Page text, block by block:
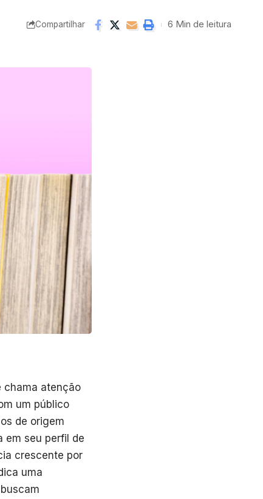
Compartilhar 6 Min de leitura
chama atenção
um público
de origem
em seu perfil de
crescente por
uma